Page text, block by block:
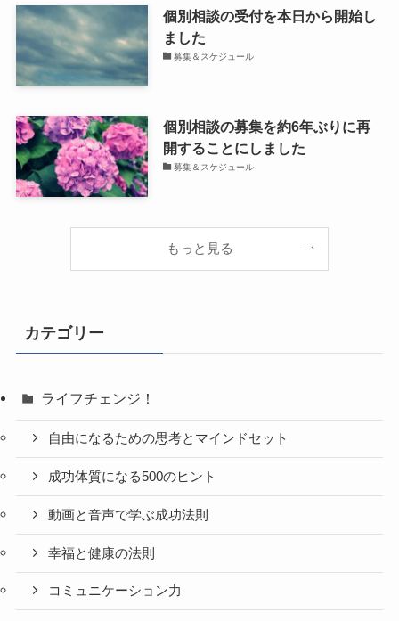
個別相談の受付を本日から開始し
ました
募集＆スケジュール
個別相談の募集を約6年ぶりに再
開することにしました
募集＆スケジュール
もっと見る
カテゴリー
ライフチェンジ！
自由になるための思考とマインドセット
成功体質になる500のヒント
動画と音声で学ぶ成功法則
幸福と健康の法則
コミュニケーション力